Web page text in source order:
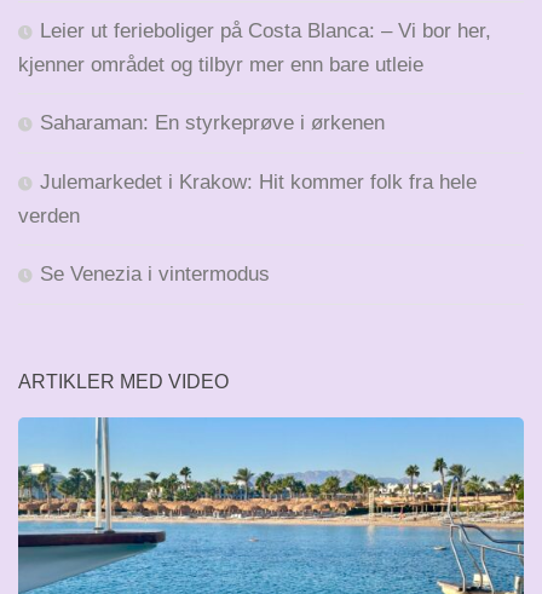
Leier ut ferieboliger på Costa Blanca: – Vi bor her,
kjenner området og tilbyr mer enn bare utleie
Saharaman: En styrkeprøve i ørkenen
Julemarkedet i Krakow: Hit kommer folk fra hele
verden
Se Venezia i vintermodus
ARTIKLER MED VIDEO